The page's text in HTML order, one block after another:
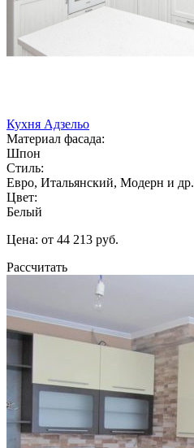
Кухня Адзельо
Материал фасада:
Шпон
Стиль:
Евро, Итальянский, Модерн и др.
Цвет:
Белый
Цена: от 44 213 руб.
Рассчитать